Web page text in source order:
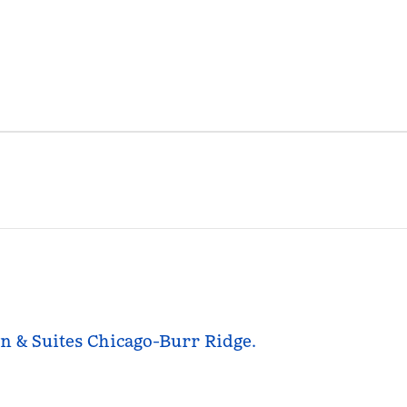
Suites Chicago-Burr Ridge.